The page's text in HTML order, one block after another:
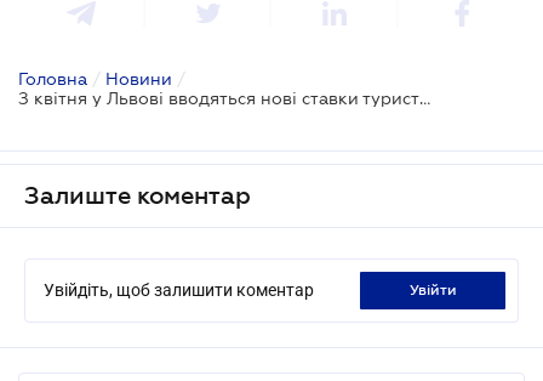
Головна / Новини /
З квітня у Львові вводяться нові ставки туристичного збору
Залиште коментар
Увійдіть, щоб залишити коментар увійти